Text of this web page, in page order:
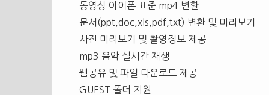
동영상 아이폰 표준 mp4 변환
문서(ppt,doc,xls,pdf,txt) 변환 및 미리보기
사진 미리보기 및 촬영정보 제공
mp3 음악 실시간 재생
웸공유 및 파일 다운로드 제공
GUEST 폴더 지원